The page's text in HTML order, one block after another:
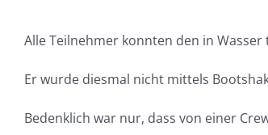
Alle Teilnehmer konnten den in
Er wurde diesmal nicht mittels
Bedenklich war nur, dass von einer